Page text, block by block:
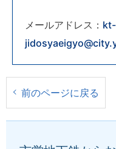
メールアドレス： kt-
前のページに戻る